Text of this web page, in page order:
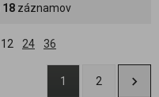
18 záznamov
12 24 36
1 2